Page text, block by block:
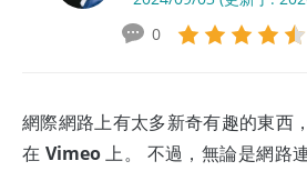
0
網際網路上有太多新奇有趣的東西
在 Vimeo上。 不過，無論是網路